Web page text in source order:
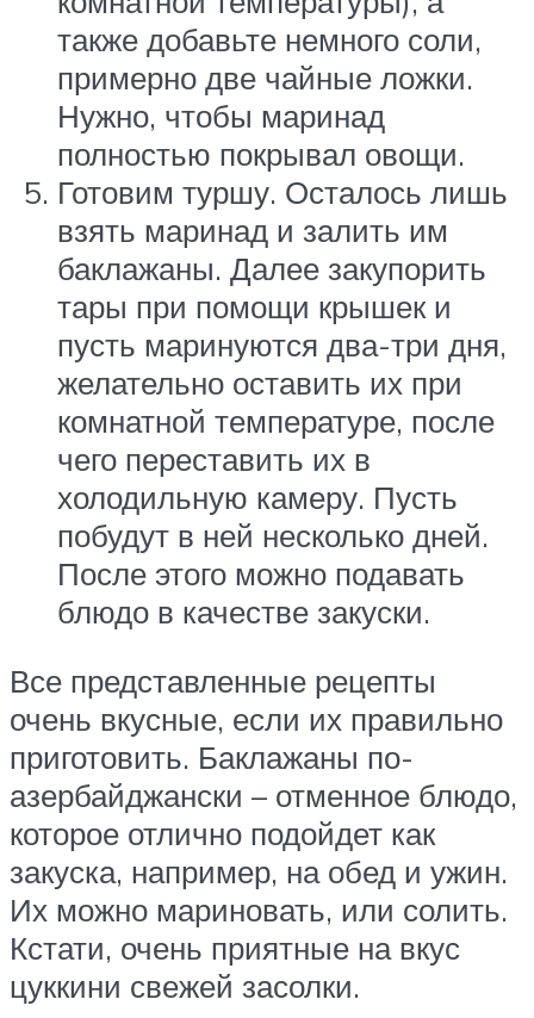
также добавьте немного соли,
примерно две чайные ложки.
Нужно, чтобы маринад
полностью покрывал овощи.
Готовим туршу. Осталось лишь
взять маринад и залить им
баклажаны. Далее закупорить
тары при помощи крышек и
пусть маринуются два-три дня,
желательно оставить их при
комнатной температуре, после
чего переставить их в
холодильную камеру. Пусть
побудут в ней несколько дней.
После этого можно подавать
блюдо в качестве закуски.
Все представленные рецепты
очень вкусные, если их правильно
приготовить. Баклажаны по-
азербайджански – отменное блюдо,
которое отлично подойдет как
закуска, например, на обед и ужин.
Их можно мариновать, или солить.
Кстати, очень приятные на вкус
цуккини свежей засолки.